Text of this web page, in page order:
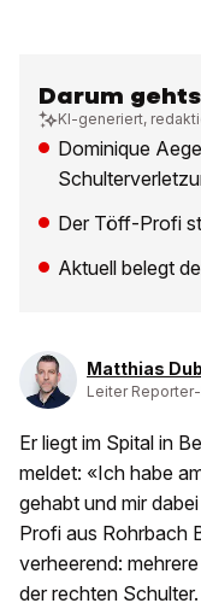
Darum gehts
KI-generiert,
Dominique
Der Töff-Profi
Aktuell belegt
Matthias
Leiter
Er liegt im Spital in
meldet: «Ich habe
gehabt und mir
Profi aus Rohrbach
verheerend:
der rechten Schulter.